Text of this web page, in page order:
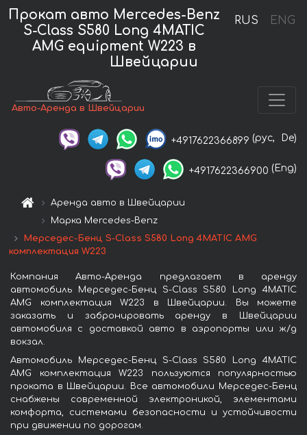
RUS ENG
Прокат авто Mercedes-Benz
S-Class S580 Long 4MATIC
AMG equipment W223 в
Швейцарии
Авто-Аренда в Швейцарии
+4917622366899 (рус, De)
+4917622366900 (Eng)
Аренда авто в Швейцарии
Марка Mercedes-Benz
Мерседес-Бенц S-Class S580 Long 4MATIC AMG
комплектация W223
Компания Авто-Аренда предлагает в аренду
автомобиль Мерседес-Бенц S-Class S580 Long 4MATIC
AMG комплектация W223 в Швейцарии. Вы можете
заказать и забронировать аренду в Швейцарии
автомобиля с доставкой авто в аэропорты или ж/д
вокзал.
Автомобиль Мерседес-Бенц S-Class S580 Long 4MATIC
AMG комплектация W223 пользуются популярностью
проката в Швейцарии. Все автомобили Мерседес-Бенц
снабжены современной электроникой, элементами
комфорта, системами безопасности и устойчивости
при движении по дорогам.